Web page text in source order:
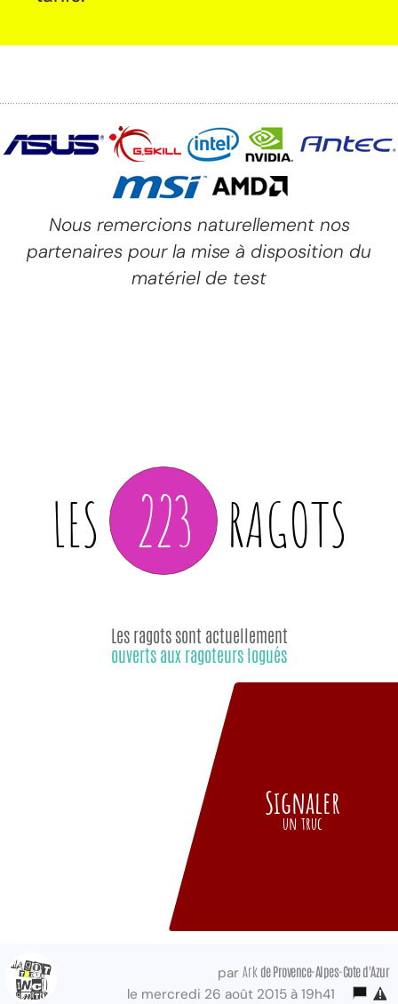
Nous remercions naturellement nos
partenaires pour la mise à disposition du
matériel de test
LES 223 RAGOTS
Les ragots sont actuellement
ouverts aux ragoteurs logués
Signaler
un truc
par Ark de Provence-Alpes-Cote d'Azur
le mercredi 26 août 2015 à 19h41